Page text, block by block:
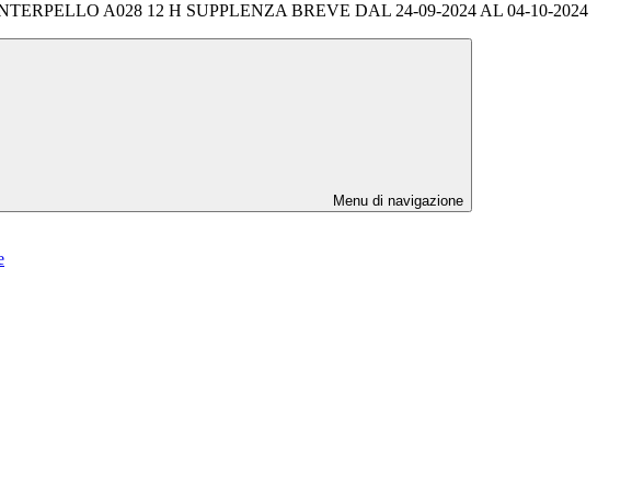
A028 12 H SUPPLENZA BREVE DAL 24-09-2024 AL 04-10-2024
Menu di navigazione